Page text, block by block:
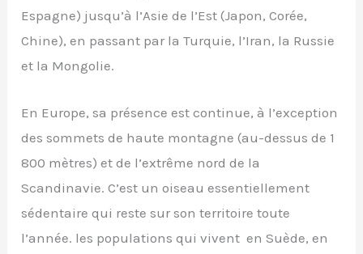
Espagne) jusqu’à l’Asie de l’Est (Japon, Corée,
Chine), en passant par la Turquie, l’Iran, la Russie
et la Mongolie.
En Europe, sa présence est continue, à l’exception
des sommets de haute montagne (au-dessus de 1
800 mètres) et de l’extrême nord de la
Scandinavie. C’est un oiseau essentiellement
sédentaire qui reste sur son territoire toute
l’année. les populations qui vivent en Suède, en